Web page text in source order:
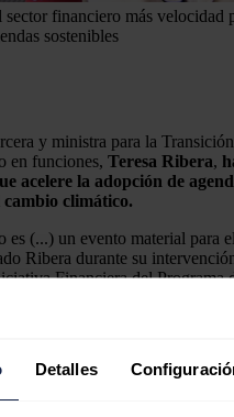
Detalles
sector financiero más velocidad
sostenibles
y ministra para la
en funciones, Teresa Ribera,
acelere la adopción de
climático.
(...) un evento material para
Ribera durante su
Financiera del Programa
ha indicado que
para impulsar la agenda